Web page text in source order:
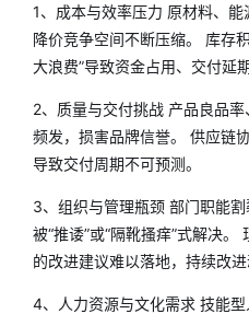
1、成本与效率压力 原材料、
降价竞争空间不断压缩。 库存
大浪费”导致资金占用、交付延期
2、质量与交付挑战 产品良品
频发，损害品牌信誉。 供应链
导致交付周期不可预测。
3、组织与管理瓶颈 部门职能
被“推诿”或“隔靴搔痒”式解决
的改进建议难以落地，持续改进
4、人力资源与文化需求 技能